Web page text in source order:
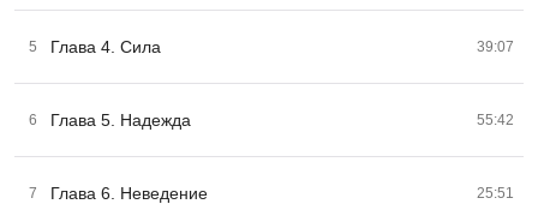
5 Глава 4. Сила 39:07
6 Глава 5. Надежда 55:42
7 Глава 6. Неведение 25:51